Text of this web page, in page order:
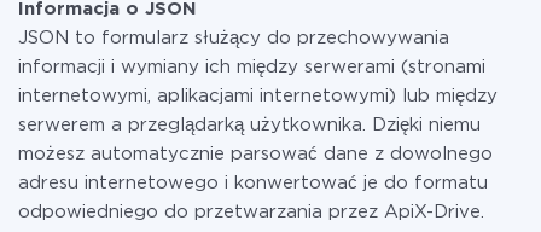
Informacja o JSON
JSON to formularz służący do przechowywania
informacji i wymiany ich między serwerami (stronami
internetowymi, aplikacjami internetowymi) lub między
serwerem a przeglądarką użytkownika. Dzięki niemu
możesz automatycznie parsować dane z dowolnego
adresu internetowego i konwertować je do formatu
odpowiedniego do przetwarzania przez ApiX-Drive.